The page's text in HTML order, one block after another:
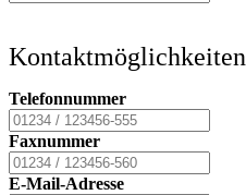
Kontaktmöglichkeiten
Telefonnummer
Faxnummer
E-Mail-Adresse